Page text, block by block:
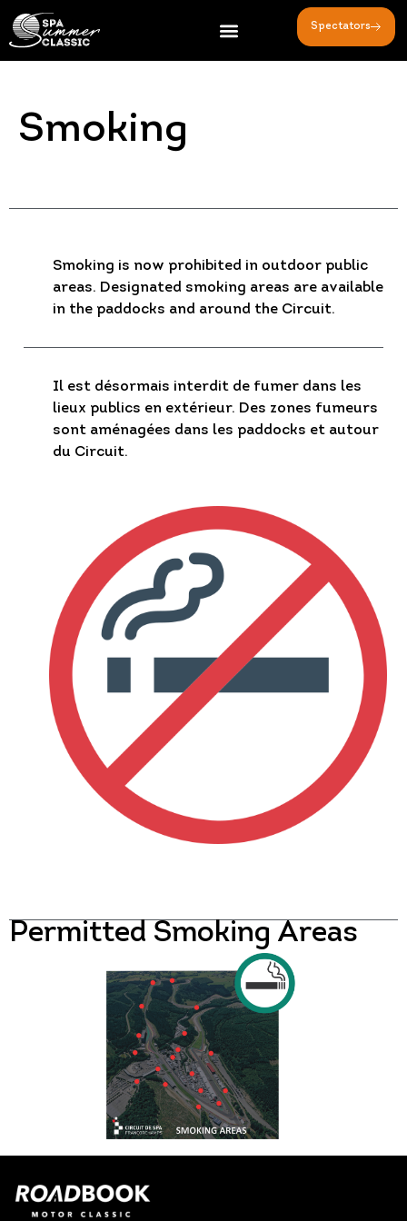
Spectators
Smoking
Smoking is now prohibited in outdoor public
areas. Designated smoking areas are available
in the paddocks and around the Circuit.
Il est désormais interdit de fumer dans les
lieux publics en extérieur. Des zones fumeurs
sont aménagées dans les paddocks et autour
du Circuit.
Permitted Smoking Areas